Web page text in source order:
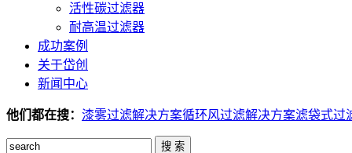
活性碳过滤器
耐高温过滤器
成功案例
关于岱创
新闻中心
他们都在搜： 漆雾过滤解决方案循环风过滤解决方案滤袋式过
搜 索